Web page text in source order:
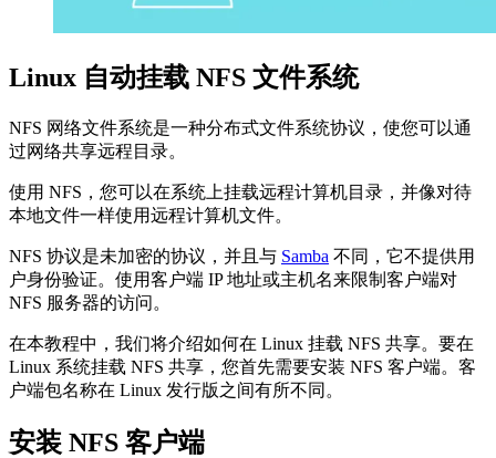
Linux 自动挂载 NFS 文件系统
NFS 网络文件系统是一种分布式文件系统协议，使您可以通
过网络共享远程目录。
使用 NFS，您可以在系统上挂载远程计算机目录，并像对待
本地文件一样使用远程计算机文件。
NFS 协议是未加密的协议，并且与 Samba 不同，它不提供用
户身份验证。使用客户端 IP 地址或主机名来限制客户端对
NFS 服务器的访问。
在本教程中，我们将介绍如何在 Linux 挂载 NFS 共享。要在
Linux 系统挂载 NFS 共享，您首先需要安装 NFS 客户端。客
户端包名称在 Linux 发行版之间有所不同。
安装 NFS 客户端